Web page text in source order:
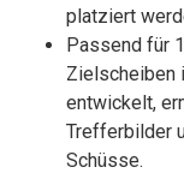
platziert
Passend für
Zielscheiben
entwickelt,
Trefferbilder
Schüsse.